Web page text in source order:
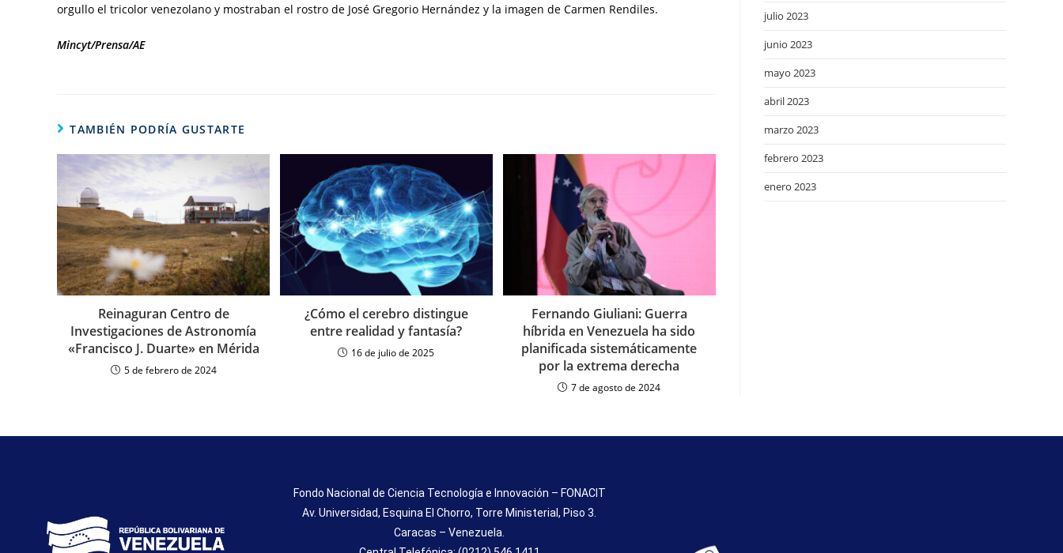
orgullo el tricolor venezolano y mostraban el rostro de José Gregorio Hernández y la imagen de Carmen Rendiles.
Mincyt/Prensa/AE
TAMBIÉN PODRÍA GUSTARTE
Reinaguran Centro de
Investigaciones de Astronomía
«Francisco J. Duarte» en Mérida
5 de febrero de 2024
¿Cómo el cerebro distingue
entre realidad y fantasía?
16 de julio de 2025
Fernando Giuliani: Guerra
híbrida en Venezuela ha sido
planificada sistemáticamente
por la extrema derecha
7 de agosto de 2024
julio 2023
junio 2023
mayo 2023
abril 2023
marzo 2023
febrero 2023
enero 2023
Fondo Nacional de Ciencia Tecnología e Innovación – FONACIT
Av. Universidad, Esquina El Chorro, Torre Ministerial, Piso 3.
Caracas – Venezuela.